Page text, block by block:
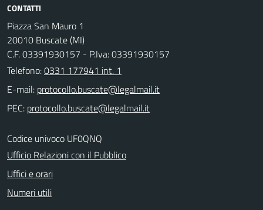
CONTATTI
Piazza San Mauro 1
20010 Buscate (MI)
C.F. 03391930157 - P.Iva: 03391930157
Telefono:0331 177941 int. 1
E-mail:
PEC:
Codice univoco UF0QNQ
Ufficio Relazioni con il Pubblico
Uffici e orari
Numeri utili